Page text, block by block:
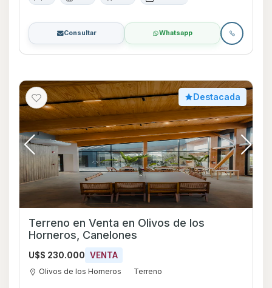
Consultar Whatsapp
Destacada
Terreno en Venta en Olivos de los
Horneros, Canelones
U$S 230.000 VENTA
Olivos de los Horneros Terreno